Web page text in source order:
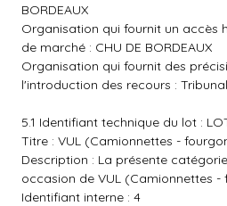
BORDEAUX
Organisation qui fournit un accès
de marché : CHU DE BORDEAUX
Organisation qui fournit des
l'introduction des recours :
5.1 Identifiant technique du lot :
Titre : VUL (Camionnettes -
Description : La présente
occasion de VUL (Camionnettes -
Identifiant interne : 4